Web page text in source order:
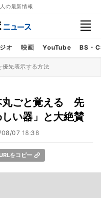
の最新情報
オ 映画 YouTube BS・
先表示する方法
丸ごと覚える 先
い器」と大絶賛
07 18:38
をコピー